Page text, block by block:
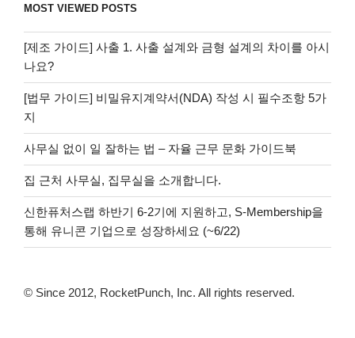
MOST VIEWED POSTS
[제조 가이드] 사출 1. 사출 설계와 금형 설계의 차이를 아시
나요?
[법무 가이드] 비밀유지계약서(NDA) 작성 시 필수조항 5가
지
사무실 없이 일 잘하는 법 – 자율 근무 문화 가이드북
집 근처 사무실, 집무실을 소개합니다.
신한퓨처스랩 하반기 6-2기에 지원하고, S-Membership을
통해 유니콘 기업으로 성장하세요 (~6/22)
© Since 2012, RocketPunch, Inc. All rights reserved.